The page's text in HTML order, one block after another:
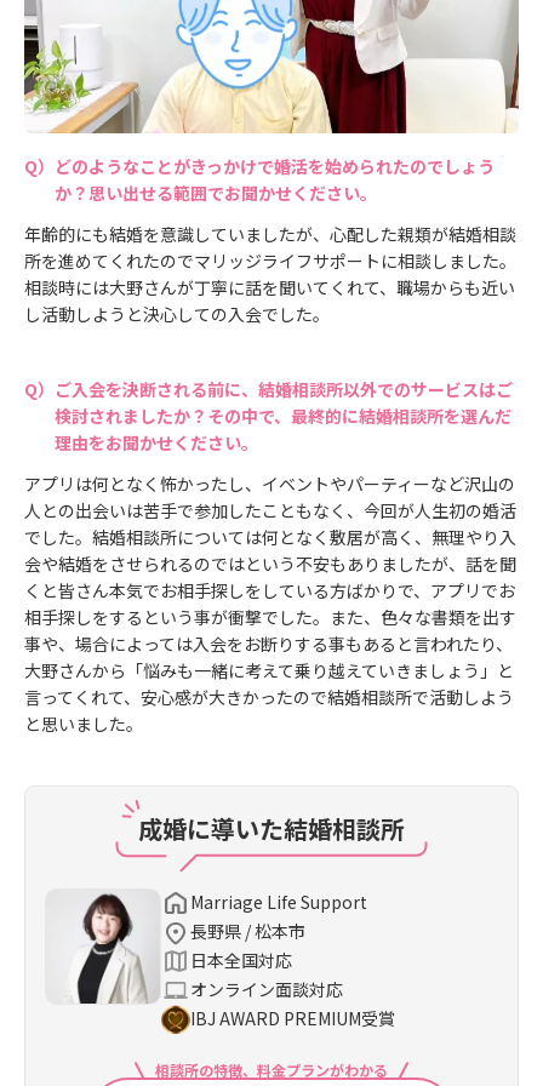
どのようなことがきっかけで婚活を始められたのでしょう
か？思い出せる範囲でお聞かせください。
年齢的にも結婚を意識していましたが、心配した親類が結婚相談
所を進めてくれたのでマリッジライフサポートに相談しました。
相談時には大野さんが丁寧に話を聞いてくれて、職場からも近い
し活動しようと決心しての入会でした。
ご入会を決断される前に、結婚相談所以外でのサービスはご
検討されましたか？その中で、最終的に結婚相談所を選んだ
理由をお聞かせください。
アプリは何となく怖かったし、イベントやパーティーなど沢山の
人との出会いは苦手で参加したこともなく、今回が人生初の婚活
でした。結婚相談所については何となく敷居が高く、無理やり入
会や結婚をさせられるのではという不安もありましたが、話を聞
くと皆さん本気でお相手探しをしている方ばかりで、アプリでお
相手探しをするという事が衝撃でした。また、色々な書類を出す
事や、場合によっては入会をお断りする事もあると言われたり、
大野さんから「悩みも一緒に考えて乗り越えていきましょう」と
言ってくれて、安心感が大きかったので結婚相談所で活動しよう
と思いました。
成婚に導いた結婚相談所
Marriage Life Support
長野県 / 松本市
日本全国対応
オンライン面談対応
IBJ AWARD PREMIUM受賞
相談所の特徴、料金プランがわかる